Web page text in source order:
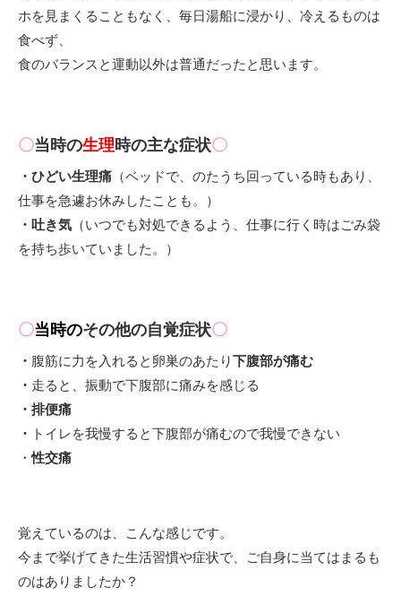
ホを見まくることもなく、毎日湯船に浸かり、冷えるものは
食べず、
食のバランスと運動以外は普通だったと思います。
〇当時の生理時の主な症状〇
・ひどい生理痛 （ベッドで、のたうち回っている時もあり、
仕事を急遽お休みしたことも。）
・吐き気 （いつでも対処できるよう、仕事に行く時はごみ袋
を持ち歩いていました。）
〇当時のその他の自覚症状〇
・ 腹筋に力を入れると卵巣のあたり下腹部が痛む
・ 走ると、振動で下腹部に痛みを感じる
・ 排便痛
・ トイレを我慢すると下腹部が痛むので我慢できない
・性交痛
覚えているのは、こんな感じです。
今まで挙げてきた生活習慣や症状で、ご自身に当てはまるも
のはありましたか？